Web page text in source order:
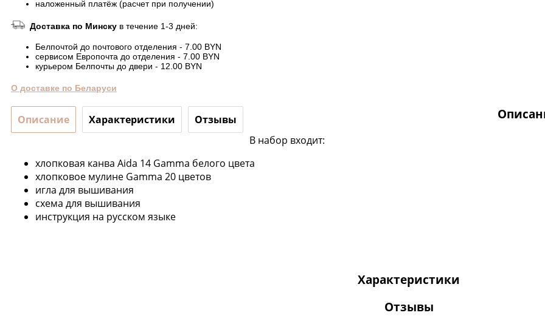
наложенный платёж (расчет при получении)
Доставка по Минску в течение 1-3 дней:
Белпочтой до почтового отделения - 7.00 BYN
сервисом Европочта до отделения - 7.00 BYN
курьером Белпочты до двери - 12.00 BYN
О доставке по Беларуси
Описание Характеристики Отзывы
В набор входит:
хлопковая канва Aida 14 Gamma белого цвета
хлопковое мулине Gamma 20 цветов
игла для вышивания
схема для вышивания
инструкция на русском языке
Характеристики
Отзывы